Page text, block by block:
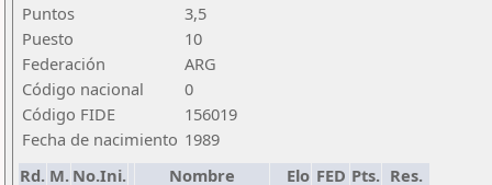
Puntos
3,5
Puesto
10
Federación
ARG
Código nacional
0
Código FIDE
156019
Fecha de nacimiento 1989
Rd. M. No.Ini. Nombre Elo FED Pts. Res.